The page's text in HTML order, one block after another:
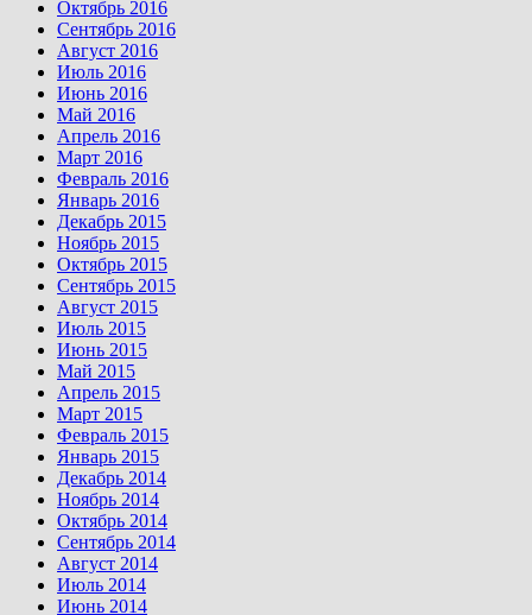
Октябрь 2016
Сентябрь 2016
Август 2016
Июль 2016
Июнь 2016
Май 2016
Апрель 2016
Март 2016
Февраль 2016
Январь 2016
Декабрь 2015
Ноябрь 2015
Октябрь 2015
Сентябрь 2015
Август 2015
Июль 2015
Июнь 2015
Май 2015
Апрель 2015
Март 2015
Февраль 2015
Январь 2015
Декабрь 2014
Ноябрь 2014
Октябрь 2014
Сентябрь 2014
Август 2014
Июль 2014
Июнь 2014